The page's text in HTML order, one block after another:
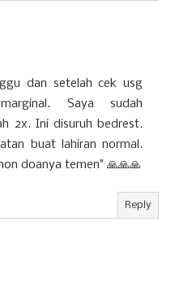
dan setelah cek usg
Saya sudah
2x. Ini disuruh bedrest.
buat lahiran normal.
doanya temen" 🙏🙏🙏
Reply